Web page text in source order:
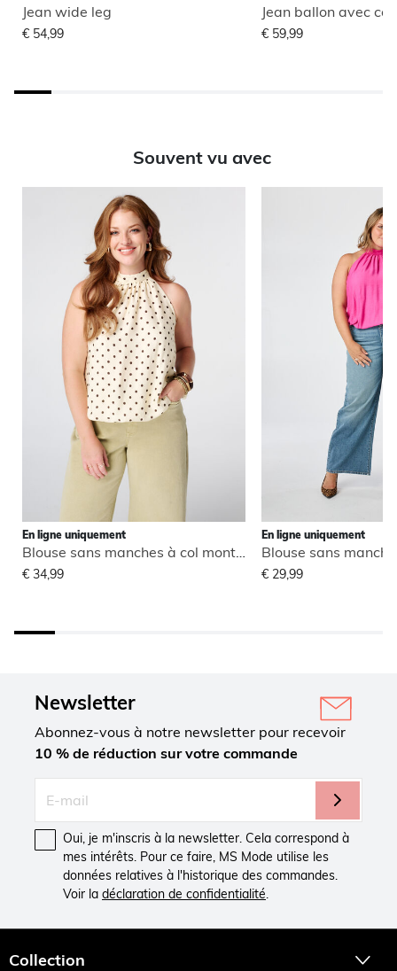
Jean wide leg
€ 54,99 € 59,99
Souvent vu avec
En ligne uniquement
Blouse sans manches à col montant
€ 34,99
En ligne uniquement
€ 29,99
Newsletter
Abonnez-vous à notre newsletter pour recevoir
10 % de réduction sur votre commande
Oui, je m'inscris à la newsletter. Cela correspond à
mes intérêts. Pour ce faire, MS Mode utilise les
données relatives à l'historique des commandes.
Voir la déclaration de confidentialité.
Collection